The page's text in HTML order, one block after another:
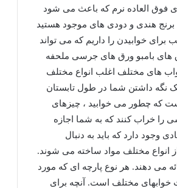
فوق العاده نرم که باعث می شود
برنج هندی و دودی های موجود هستید
خوابیدن را داریم که می تواند
نرم ترین ورق کدامند؟ ۷ صفحه نرم ورق های بامبو ورق های جرسی ملحفه
های مختلف اغلب انواع مختلف
نگه داشتن شما در طول تابستان
که چطور می خوابید ، چیزهای
را خراب کنند که به شما اجازه
وجود دارد که باید به دنبال
از انواع مختلف مواد ساخته می شوند.
می دهند. هر نوع پارچه ای که مورد
خوابهای مختلف است. آنچه برای